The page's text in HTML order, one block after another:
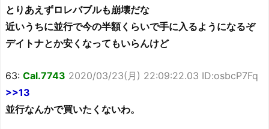
とりあえずロレバブルも崩壊だな
近いうちに並行で今の半額くらいで手に入るようになるぞ
デイトナとか安くなってもいらんけど
63: Cal.7743 2020/03/23(月) 22:09:22.03 ID:osbcP7Fq
>>13
並行なんかで買いたくないわ。